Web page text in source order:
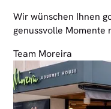
Wir wünschen Ihnen
genussvolle Momente
Team Moreira